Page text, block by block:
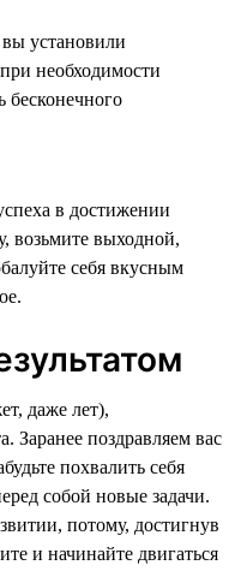
установили
необходимости
бесконечного
в достижении
возьмите выходной,
себя вкусным
даже лет),
Заранее поздравляем вас
похвалить себя
собой новые задачи.
потому, достигнув
и начинайте двигаться